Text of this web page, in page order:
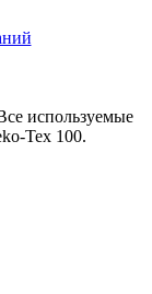
используемые
Tex 100.